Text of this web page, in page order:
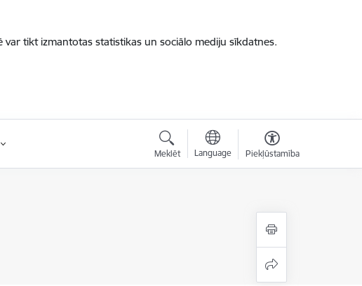
tikt izmantotas statistikas un sociālo mediju sīkdatnes.
Meklēt Language Piekļūstamība